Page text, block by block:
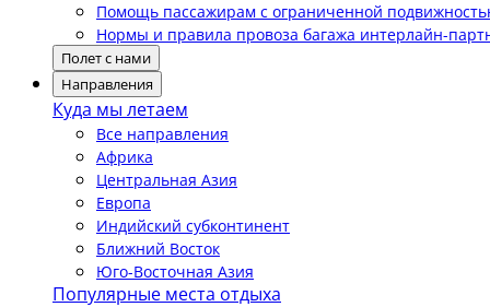
Помощь пассажирам с ограниченной
Нормы и правила провоза багажа интерлайн-
Полет с нами
Направления
Куда мы летаем
Все направления
Африка
Центральная Азия
Европа
Индийский субконтинент
Ближний Восток
Юго-Восточная Азия
Популярные места отдыха